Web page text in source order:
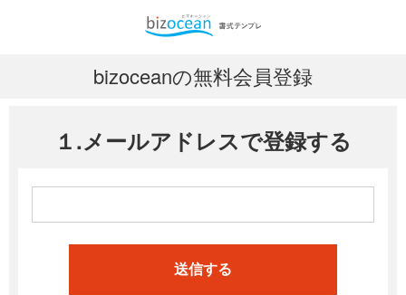
bizoceanの無料会員登録
１.メールアドレスで登録する
送信する